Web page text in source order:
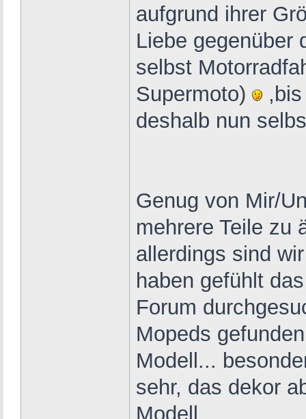
aufgrund ihrer
Liebe gegenüber
selbst
Supermoto)
deshalb nun
Genug von Mir/
mehrere Teile zu
allerdings sind
haben gefühlt
Forum
Mopeds
Modell...
sehr, das dekor
Modell...